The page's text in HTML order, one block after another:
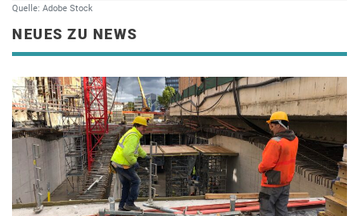
Quelle: Adobe Stock
NEUES ZU NEWS